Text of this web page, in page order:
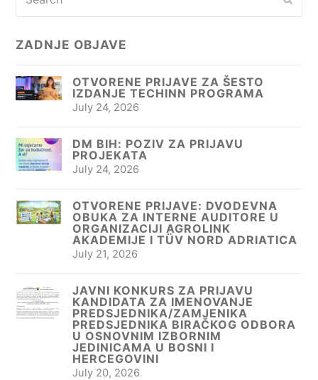
ZADNJE OBJAVE
OTVORENE PRIJAVE ZA ŠESTO
IZDANJE TECHINN PROGRAMA
July 24, 2026
DM BIH: POZIV ZA PRIJAVU
PROJEKATA
July 24, 2026
OTVORENE PRIJAVE: DVODEVNA
OBUKA ZA INTERNE AUDITORE U
ORGANIZACIJI AGROLINK
AKADEMIJE I TÜV NORD ADRIATICA
July 21, 2026
JAVNI KONKURS ZA PRIJAVU
KANDIDATA ZA IMENOVANJE
PREDSJEDNIKA/ZAMJENIKA
PREDSJEDNIKA BIRAČKOG ODBORA
U OSNOVNIM IZBORNIM
JEDINICAMA U BOSNI I
HERCEGOVINI
July 20, 2026